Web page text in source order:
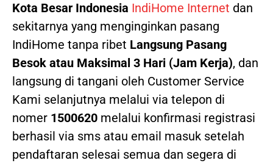
Kota Besar Indonesia IndiHome Internet dan
sekitarnya yang menginginkan pasang
IndiHome tanpa ribet Langsung Pasang
Besok atau Maksimal 3 Hari (Jam Kerja), dan
langsung di tangani oleh Customer Service
Kami selanjutnya melalui via telepon di
nomer 1500620 melalui konfirmasi registrasi
berhasil via sms atau email masuk setelah
pendaftaran selesai semua dan segera di